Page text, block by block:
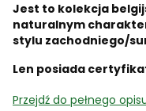
Jest to kolekcja
naturalnym
stylu zachodniego/
Len posiada
Przejdź do pełnego